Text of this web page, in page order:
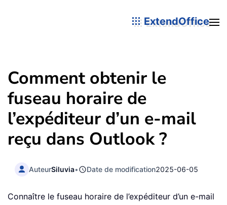
ExtendOffice
Comment obtenir le
fuseau horaire de
l’expéditeur d’un e-mail
reçu dans Outlook ?
AuteurSiluvia• Date de modification2025-06-05
Connaître le fuseau horaire de l’expéditeur d’un e-mail